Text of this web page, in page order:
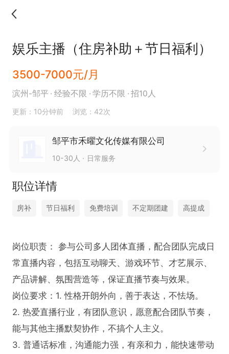
娱乐主播（住房补助＋节日福利）
3500-7000元/月
滨州-邹平 经验不限 学历不限 招10人
更新：10分钟前 浏览：42次
邹平市禾曜文化传媒有限公司
10-30人 日常服务
职位详情
房补 节日福利 免费培训 不定期团建 高提成
岗位职责： 参与公司多人团体直播，配合团队完成日
常直播内容，包括互动聊天、游戏环节、才艺展示、
产品讲解、氛围营造等，保证直播节奏与效果。
岗位要求：1. 性格开朗外向，善于表达，不怯场。
2. 热爱直播行业，有团队意识，愿意配合团队节奏，
能与其他主播默契协作，不搞个人主义。
3. 普通话标准，沟通能力强，有亲和力，能快速带动